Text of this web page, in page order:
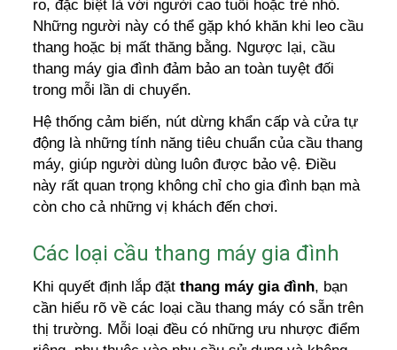
ro, đặc biệt là với người cao tuổi hoặc trẻ nhỏ.
Những người này có thể gặp khó khăn khi leo cầu
thang hoặc bị mất thăng bằng. Ngược lại, cầu
thang máy gia đình đảm bảo an toàn tuyệt đối
trong mỗi lần di chuyển.
Hệ thống cảm biến, nút dừng khẩn cấp và cửa tự
động là những tính năng tiêu chuẩn của cầu thang
máy, giúp người dùng luôn được bảo vệ. Điều
này rất quan trọng không chỉ cho gia đình bạn mà
còn cho cả những vị khách đến chơi.
Các loại cầu thang máy gia đình
Khi quyết định lắp đặtthang máy gia đình, bạn
cần hiểu rõ về các loại cầu thang máy có sẵn trên
thị trường. Mỗi loại đều có những ưu nhược điểm